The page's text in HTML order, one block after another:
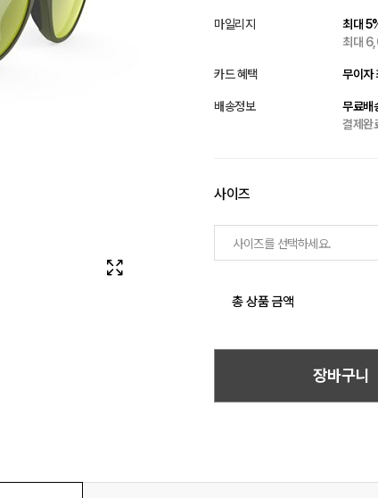
마일리지 최대
최대
카드 혜택 무이자
배송정보
무료배
결제완
사이즈
사이즈를 선택하세요.
총 상품 금액
장바구니